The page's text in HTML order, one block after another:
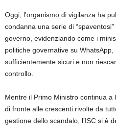
Oggi, l’organismo di vigilanza ha
condanna una serie di
governo, evidenziando come i
politiche governative su
sufficientemente sicuri e non
controllo.
Mentre il Primo Ministro continua
di fronte alle crescenti rivolte da
gestione dello scandalo, l’ISC si è